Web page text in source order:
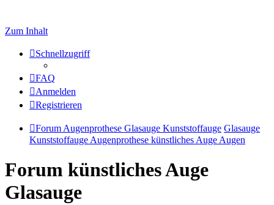
Zum Inhalt
Schnellzugriff
FAQ
Anmelden
Registrieren
Forum Augenprothese Glasauge Kunststoffauge Glasauge
Kunststoffauge Augenprothese künstliches Auge Augen
Forum künstliches Auge
Glasauge